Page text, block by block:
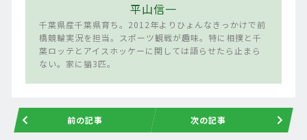
平山信一
千葉県産千葉県育ち。2012年よりひょんなきっかけで前
橋競輪実況を担当。スポーツ観戦が趣味。特に相撲と千
葉ロッテとアイスホッケーに関しては語らせたら止まら
ない。家に猫3匹。
前の記事 次の記事